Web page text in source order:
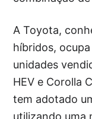
A Toyota,
híbridos,
unidades
HEV e Corolla
tem adotado
utilizando uma